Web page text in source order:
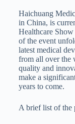
Haichuang
in China, is
Healthcare
of the event
latest medical
from all over the
quality and
make a
years to come.
A brief list of the